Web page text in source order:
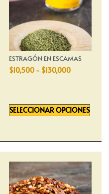
ESTRAGÓN EN ESCAMAS
$10,500 - $130,000
SELECCIONAR OPCIONES